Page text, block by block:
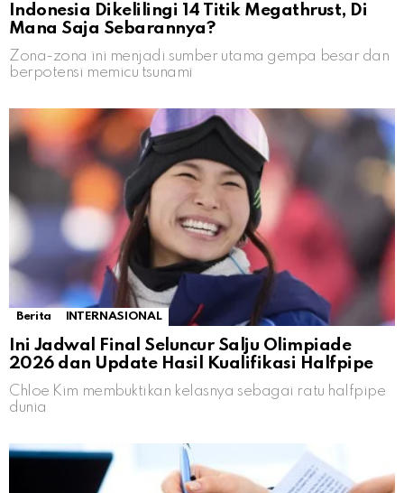
Indonesia Dikelilingi 14 Titik Megathrust, Di
Mana Saja Sebarannya?
Zona-zona ini menjadi sumber utama gempa besar dan
berpotensi memicu tsunami
Berita INTERNASIONAL
Ini Jadwal Final Seluncur Salju Olimpiade
2026 dan Update Hasil Kualifikasi Halfpipe
Chloe Kim membuktikan kelasnya sebagai ratu halfpipe
dunia